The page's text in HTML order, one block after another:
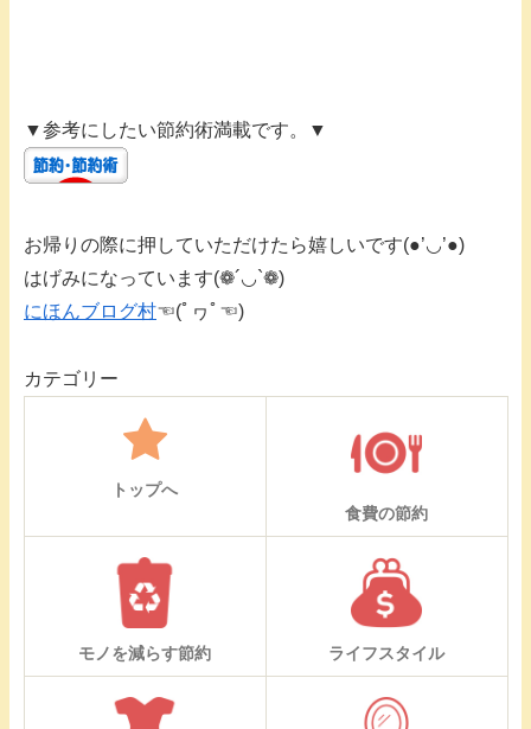
▼参考にしたい節約術満載です。▼
お帰りの際に押していただけたら嬉しいです(●’◡’●)
はげみになっています(❁´◡`❁)
にほんブログ村☜(ﾟヮﾟ☜)
カテゴリー
トップへ
食費の節約
モノを減らす節約 ライフスタイル